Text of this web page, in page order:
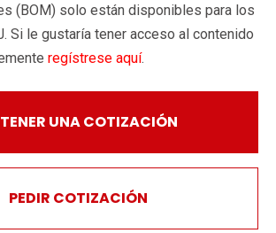
(BOM) solo están disponibles para los
Si le gustaría tener acceso al contenido
regístrese aquí.
UNA COTIZACIÓN
PEDIR COTIZACIÓN